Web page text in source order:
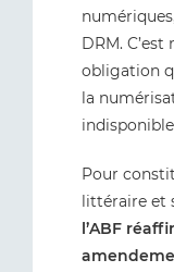
DRM.
obligation
la
Pour
littéraire et
l’ABF